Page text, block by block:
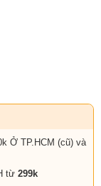
Ở TP.HCM (cũ) và
từ 299k